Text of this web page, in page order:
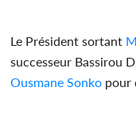
Le Président sortant
successeur Bassirou
Ousmane Sonko pour